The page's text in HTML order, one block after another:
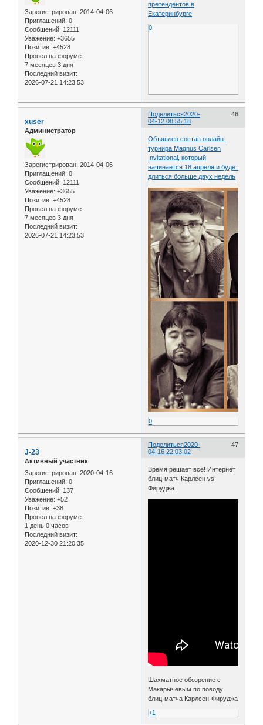
Зарегистрирован: 2014-04-06
Приглашений: 0
Сообщений: 12111
Уважение: +3655
Позитив: +4528
Провел на форуме:
7 месяцев 3 дня
Последний визит:
2026-07-21 14:23:53
претендентов в
Екатеринбурге
0
Поделиться 46
2020-
04-12 08:55:18
xuser
Администратор
Зарегистрирован: 2014-04-06
Приглашений: 0
Сообщений: 12111
Уважение: +3655
Позитив: +4528
Провел на форуме:
7 месяцев 3 дня
Последний визит:
2026-07-21 14:23:53
Объявлен состав онлайн-
турнира Magnus Carlsen
Invitational, который
начинается 18 апреля и будет
длиться больше двух недель
0
Поделиться 47
2020-
04-16 22:03:02
J-23
Активный участник
Зарегистрирован: 2020-04-16
Приглашений: 0
Сообщений: 137
Уважение: +52
Позитив: +38
Провел на форуме:
1 день 0 часов
Последний визит:
2020-12-30 21:20:35
Время решает всё! Интернет
блиц-матч Карлсен vs
Фируджа.
Шахматное обозрение с
Макарычевым по поводу
блиц-матча Карлсен-Фируджа
+1